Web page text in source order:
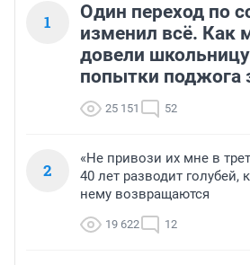
1
Один переход по
изменил всё. Как
довели
попытки поджога
25 151 52
2
«Не привози их мне в
40 лет разводит голубей,
нему возвращаются
19 622 12